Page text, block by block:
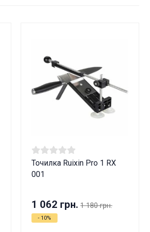
Точилка Ruixin Pro 1 RX
001
1 062 грн. 1 180 грн.
- 10%